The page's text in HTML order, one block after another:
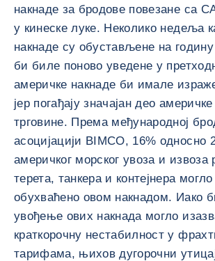
накнаде за бродове повезане са
у кинеске луке. Неколико недеља
накнаде су обустављене на
би биле поново уведене у
америчке накнаде би имале
јер погађају значајан део
трговине. Према међународној
асоцијацији BIMCO, 16% односно
америчког морског увоза и извоза
терета, танкера и контејнера
обухваћено овом накнадом. Иако
увођење ових накнада могло
краткорочну нестабилност у
тарифама, њихов дугорочни